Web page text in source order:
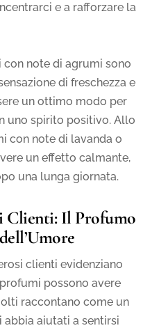
e a rafforzare la
note di agrumi sono
di freschezza e
un ottimo modo per
uno spirito positivo. Allo
con note di lavanda o
un effetto calmante,
una lunga giornata.
Clienti: Il Profumo
clienti evidenziano
possono avere
raccontano come un
aiutati a sentirsi